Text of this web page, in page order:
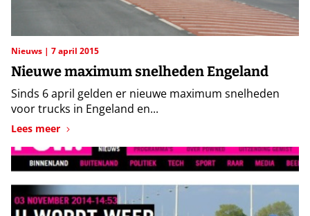
Nieuws 7 april 2015
Nieuwe maximum snelheden Engeland
Sinds 6 april gelden er nieuwe maximum snelheden
voor trucks in Engeland en...
Lees meer